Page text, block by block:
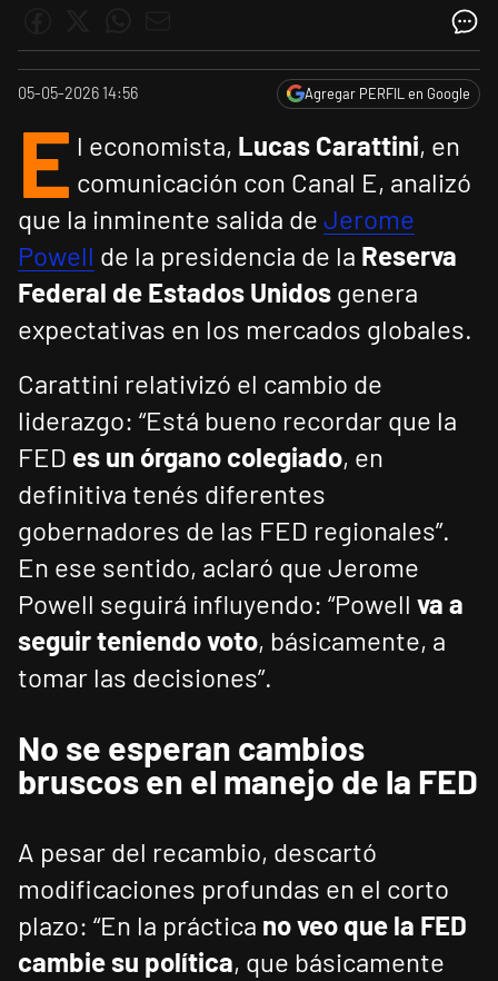
05-05-2026 14:56 Agregar PERFIL en Google
E l economista, Lucas Carattini, en
comunicación con Canal E, analizó
que la inminente salida de Jerome
Powell de la presidencia de la Reserva
Federal de Estados Unidos genera
expectativas en los mercados globales.
Carattini relativizó el cambio de
liderazgo: “Está bueno recordar que la
FED es un órgano colegiado, en
definitiva tenés diferentes
gobernadores de las FED regionales”.
En ese sentido, aclaró que Jerome
Powell seguirá influyendo: “Powell va a
seguir teniendo voto, básicamente, a
tomar las decisiones”.
No se esperan cambios
bruscos en el manejo de la FED
A pesar del recambio, descartó
modificaciones profundas en el corto
plazo: “En la práctica no veo que la FED
cambie su política, que básicamente